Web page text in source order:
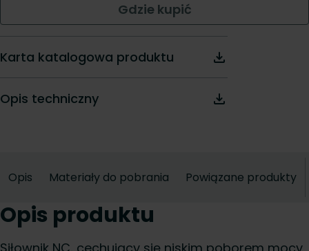
Gdzie kupić
Karta katalogowa produktu
Opis techniczny
Opis Materiały do pobrania Powiązane produkty
Opis produktu